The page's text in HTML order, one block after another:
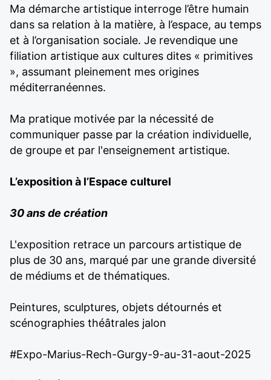
Ma démarche artistique interroge l’être humain
dans sa relation à la matière, à l’espace, au temps
et à l’organisation sociale. Je revendique une
filiation artistique aux cultures dites « primitives
», assumant pleinement mes origines
méditerranéennes.
Ma pratique motivée par la nécessité de
communiquer passe par la création individuelle,
de groupe et par l'enseignement artistique.
L’exposition à l’Espace culturel
30 ans de création
L'exposition retrace un parcours artistique de
plus de 30 ans, marqué par une grande diversité
de médiums et de thématiques.
Peintures, sculptures, objets détournés et
scénographies théâtrales jalon
#Expo-Marius-Rech-Gurgy-9-au-31-aout-2025